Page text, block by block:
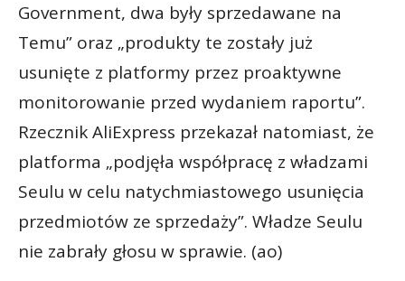
Government, dwa były sprzedawane na
Temu” oraz „produkty te zostały już
usunięte z platformy przez proaktywne
monitorowanie przed wydaniem raportu”.
Rzecznik AliExpress przekazał natomiast, że
platforma „podjęła współpracę z władzami
Seulu w celu natychmiastowego usunięcia
przedmiotów ze sprzedaży”. Władze Seulu
nie zabrały głosu w sprawie. (ao)